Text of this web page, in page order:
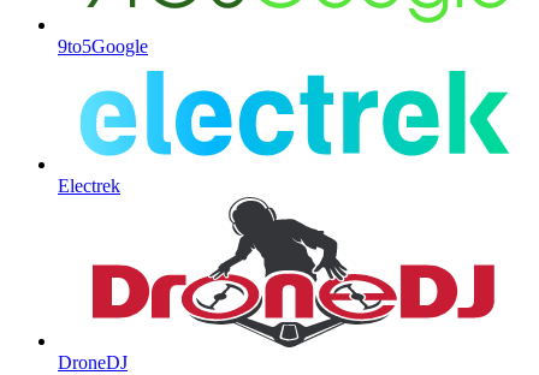
9to5Google
Electrek
DroneDJ